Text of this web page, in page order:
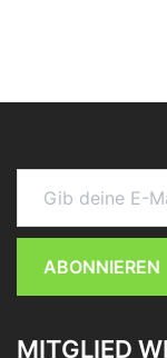
Gib deine E-Mail-Adresse ein ...
ABONNIEREN
MITGLIED